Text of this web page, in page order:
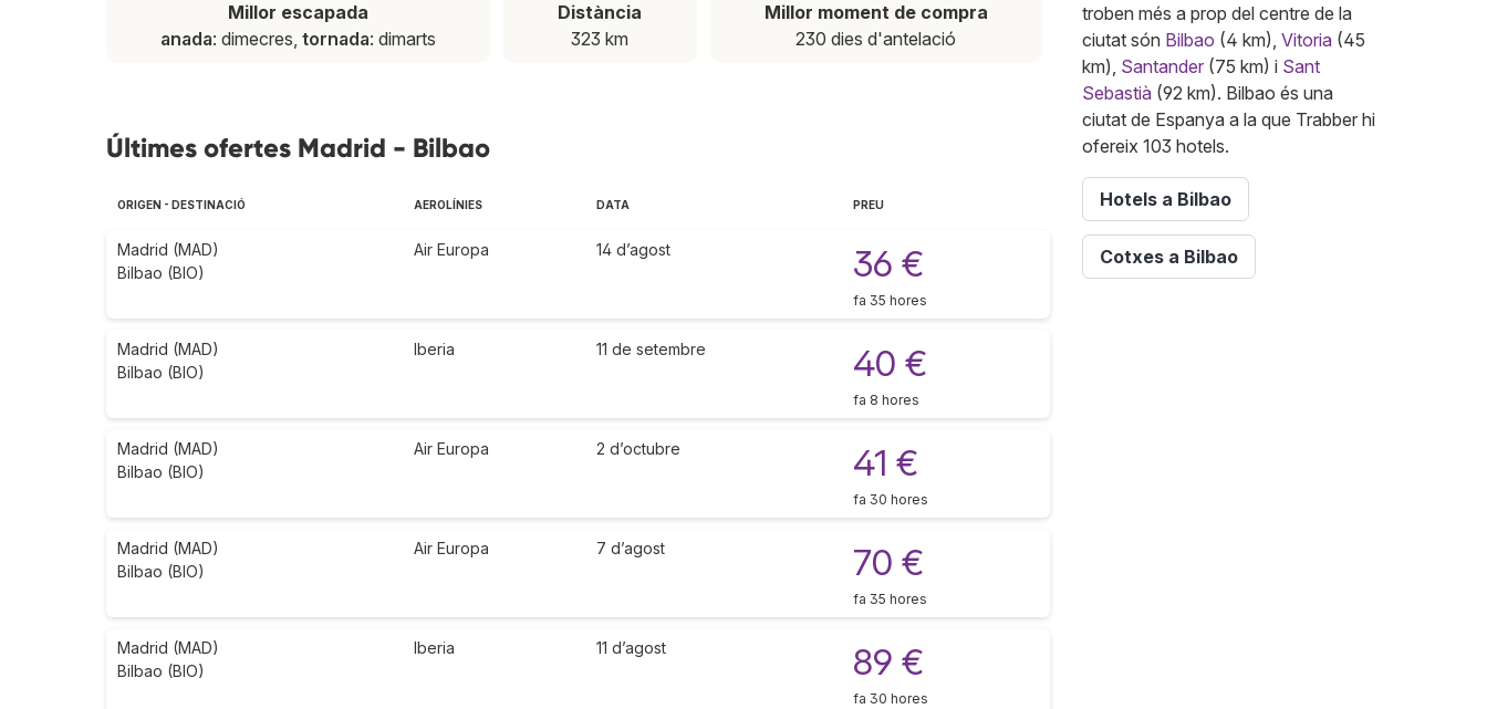
Millor escapada
anada: dimecres,tornada: dimarts
Distància
323 km
Millor moment de compra
230 dies d'antelació
Últimes ofertes Madrid - Bilbao
ORIGEN - DESTINACIÓ AEROLÍNIES DATA PREU
Madrid (MAD)
Bilbao (BIO)
Air Europa 14 d’agost 36 €
fa 35 hores
Madrid (MAD)
Bilbao (BIO)
Iberia 11 de setembre 40 €
fa 8 hores
Madrid (MAD)
Bilbao (BIO)
Air Europa 2 d’octubre 41 €
fa 30 hores
Madrid (MAD)
Bilbao (BIO)
Air Europa 7 d’agost 70 €
fa 35 hores
Madrid (MAD)
Bilbao (BIO)
Iberia 11 d’agost 89 €
fa 30 hores
troben més a prop del centre de la
ciutat són Bilbao (4 km), Vitoria (45
km), Santander (75 km) i Sant
Sebastià (92 km). Bilbao és una
ciutat de Espanya a la que Trabber hi
ofereix 103 hotels.
Hotels a Bilbao
Cotxes a Bilbao